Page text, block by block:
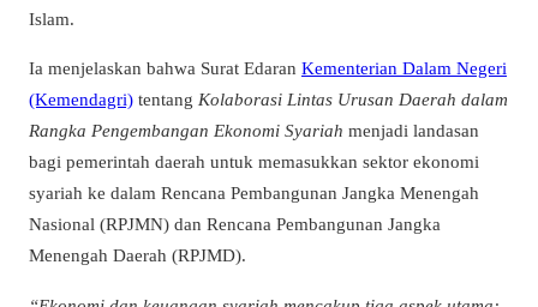
Islam.
Ia menjelaskan bahwa Surat Edaran Kementerian Dalam Negeri
(Kemendagri) tentang Kolaborasi Lintas Urusan Daerah dalam
Rangka Pengembangan Ekonomi Syariah menjadi landasan
bagi pemerintah daerah untuk memasukkan sektor ekonomi
syariah ke dalam Rencana Pembangunan Jangka Menengah
Nasional (RPJMN) dan Rencana Pembangunan Jangka
Menengah Daerah (RPJMD).